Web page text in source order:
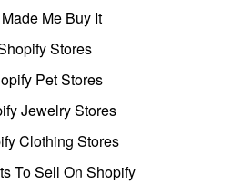
Me Buy It
Stores
Pet Stores
Jewelry Stores
Clothing Stores
To Sell On Shopify